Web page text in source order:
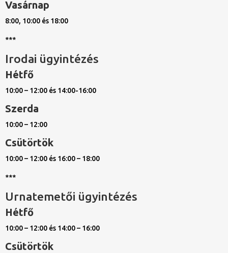
Vasárnap
8:00, 10:00 és 18:00
***
Irodai ügyintézés
Hétfő
10:00 – 12:00 és 14:00-16:00
Szerda
10:00 – 12:00
Csütörtök
10:00 – 12:00 és 16:00 – 18:00
***
Urnatemetői ügyintézés
Hétfő
10:00 – 12:00 és 14:00 – 16:00
Csütörtök